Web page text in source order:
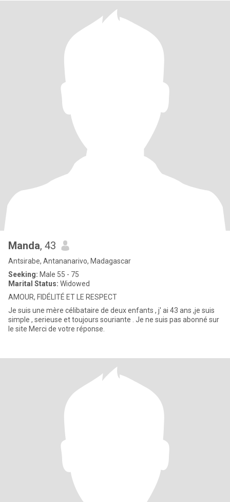
Manda, 43
Antsirabe, Antananarivo, Madagascar
Seeking: Male 55 - 75
Marital Status: Widowed
AMOUR, FIDÉLITÉ ET LE RESPECT
Je suis une mère célibataire de deux enfants , j' ai 43 ans ,je suis
simple , serieuse et toujours souriante . Je ne suis pas abonné sur
le site Merci de votre réponse.